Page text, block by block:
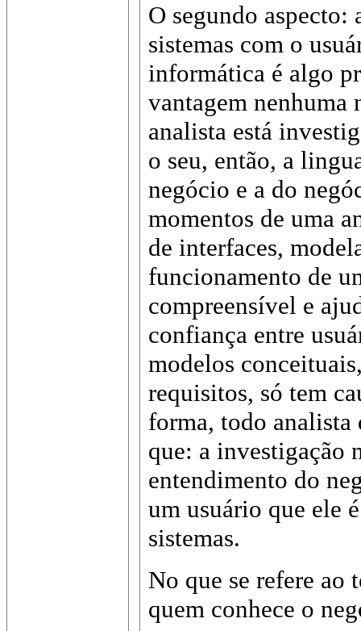
O segundo aspecto:
sistemas com o
informática é algo
vantagem nenhuma
analista está
o seu, então, a
negócio e a do
momentos de uma
de interfaces,
funcionamento de
compreensível e
confiança entre
modelos
requisitos, só tem
forma, todo analista
que: a investigação
entendimento do
um usuário que ele
sistemas.
No que se refere ao
quem conhece o